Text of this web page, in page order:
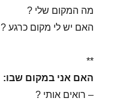
מה המקום שלי ?
האם יש לי מקום כרגע ?
**
האם אני במקום שבו:
– רואים אותי ?